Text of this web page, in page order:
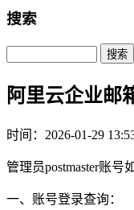
搜索
Search
阿里云企业邮
时间：2026-01-29
管理员postmaster账
一、账号登录查询：